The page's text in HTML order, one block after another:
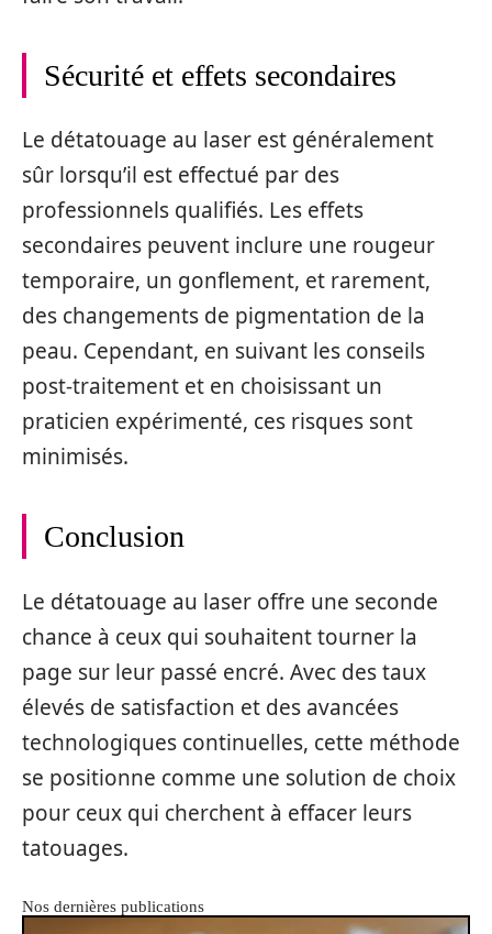
Sécurité et effets secondaires
Le détatouage au laser est généralement
sûr lorsqu’il est effectué par des
professionnels qualifiés. Les effets
secondaires peuvent inclure une rougeur
temporaire, un gonflement, et rarement,
des changements de pigmentation de la
peau. Cependant, en suivant les conseils
post-traitement et en choisissant un
praticien expérimenté, ces risques sont
minimisés.
Conclusion
Le détatouage au laser offre une seconde
chance à ceux qui souhaitent tourner la
page sur leur passé encré. Avec des taux
élevés de satisfaction et des avancées
technologiques continuelles, cette méthode
se positionne comme une solution de choix
pour ceux qui cherchent à effacer leurs
tatouages.
Nos dernières publications